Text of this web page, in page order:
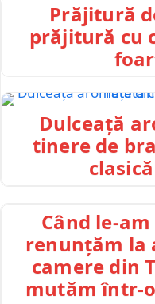
Prăjitură
prăjitură cu
Dulceață
tinere de
Când le-
renunțăm la
camere din
mutăm într-